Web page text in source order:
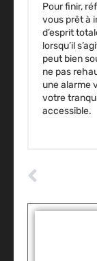
Pour finir,
vous prêt à
d’esprit
lorsqu’il
peut bien
ne pas
une alarme
votre
accessible.